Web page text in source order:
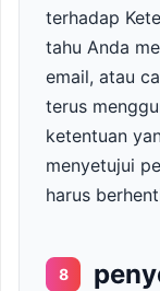
terhadap
tahu Anda
email, atau
terus
ketentuan
menyetujui
harus
8